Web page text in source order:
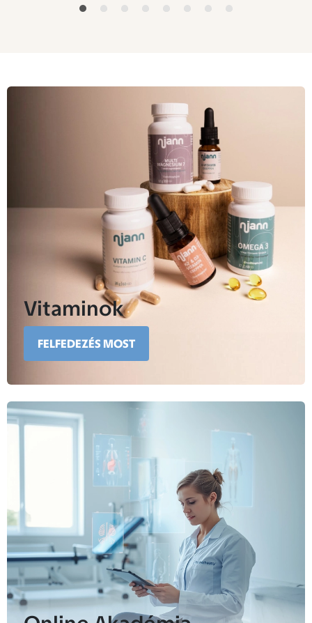
Vitaminok
FELFEDEZÉS MOST